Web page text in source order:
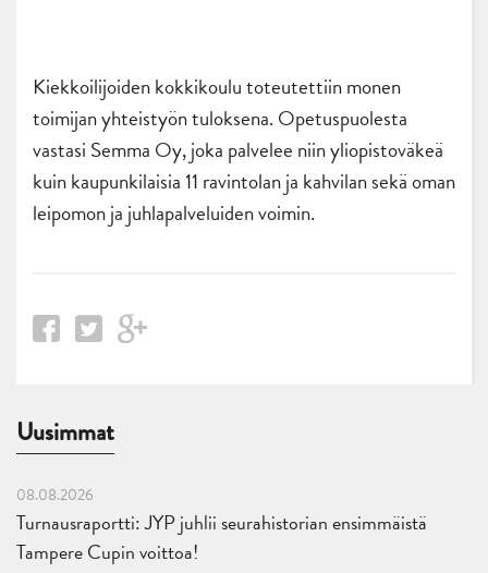
Kiekkoilijoiden kokkikoulu toteutettiin monen
toimijan yhteistyön tuloksena. Opetuspuolesta
vastasi Semma Oy, joka palvelee niin yliopistoväkeä
kuin kaupunkilaisia 11 ravintolan ja kahvilan sekä oman
leipomon ja juhlapalveluiden voimin.
Uusimmat
08.08.2026
Turnausraportti: JYP juhlii seurahistorian ensimmäistä
Tampere Cupin voittoa!